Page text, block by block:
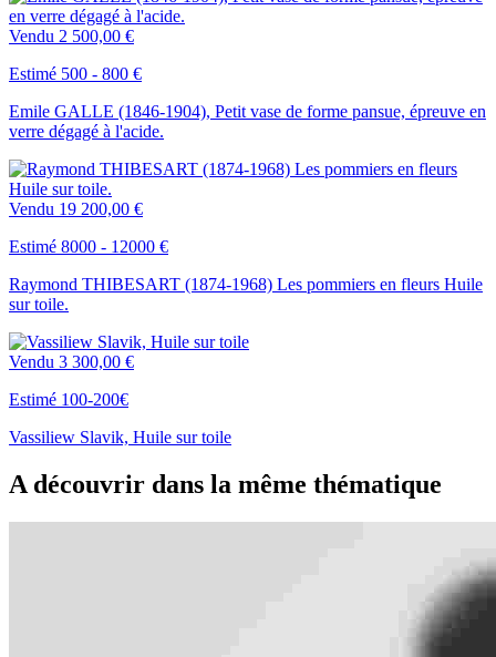
Vendu 2 500,00 €
Estimé 500 - 800 €
Emile GALLE (1846-1904), Petit vase de forme pansue, épreuve en
verre dégagé à l'acide.
Vendu 19 200,00 €
Estimé 8000 - 12000 €
Raymond THIBESART (1874-1968) Les pommiers en fleurs Huile
sur toile.
Vendu 3 300,00 €
Estimé 100-200€
Vassiliew Slavik, Huile sur toile
A découvrir dans la même thématique